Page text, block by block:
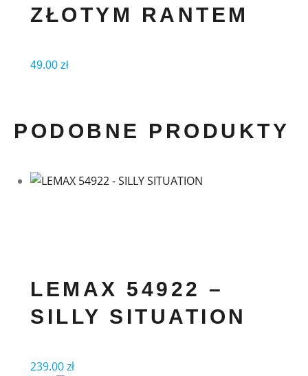
ZŁOTYM RANTEM
49.00 zł
PODOBNE PRODUKTY
LEMAX 54922 –
SILLY SITUATION
239.00zł